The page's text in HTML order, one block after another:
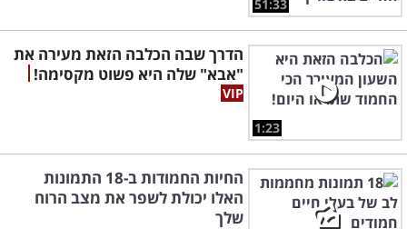
51:33
1:23
הדרך שבה הכלבה הזאת מעירה את
"אבא" שלה היא פשוט מקסימה!
החיות החמודות ב-18 התמונות
האלו יכולת לשפר את מצב הרוח
שלך